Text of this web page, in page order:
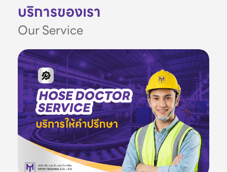
บริการของเรา
Our Service